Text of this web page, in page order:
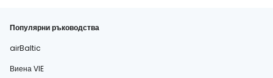
Популярни ръководства
airBaltic
Виена VIE